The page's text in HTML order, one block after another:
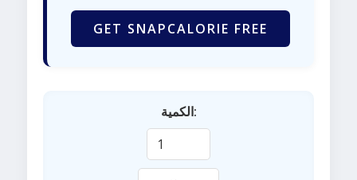
GET SNAPCALORIE FREE
الكمية: